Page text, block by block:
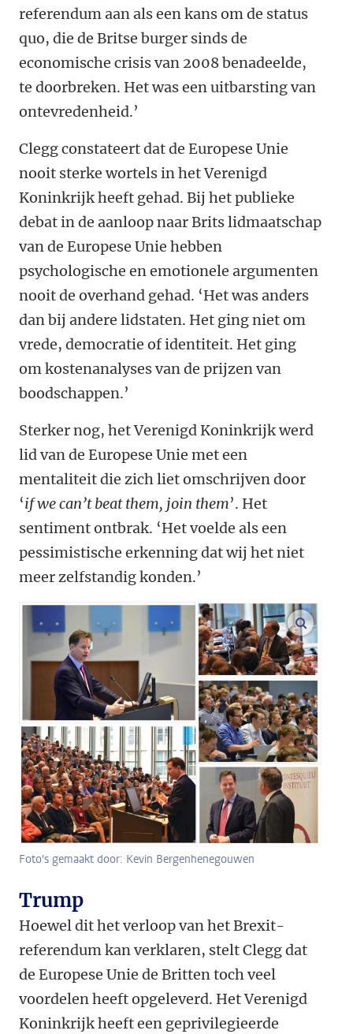
referendum aan als een kans om de status
quo, die de Britse burger sinds de
economische crisis van 2008 benadeelde,
te doorbreken. Het was een uitbarsting van
ontevredenheid.’
Clegg constateert dat de Europese Unie
nooit sterke wortels in het Verenigd
Koninkrijk heeft gehad. Bij het publieke
debat in de aanloop naar Brits lidmaatschap
van de Europese Unie hebben
psychologische en emotionele argumenten
nooit de overhand gehad. ‘Het was anders
dan bij andere lidstaten. Het ging niet om
vrede, democratie of identiteit. Het ging
om kostenanalyses van de prijzen van
boodschappen.’
Sterker nog, het Verenigd Koninkrijk werd
lid van de Europese Unie met een
mentaliteit die zich liet omschrijven door
‘if we can’t beat them, join them’. Het
sentiment ontbrak. ‘Het voelde als een
pessimistische erkenning dat wij het niet
meer zelfstandig konden.’
Foto's gemaakt door: Kevin Bergenhenegouwen
Trump
Hoewel dit het verloop van het Brexit-
referendum kan verklaren, stelt Clegg dat
de Europese Unie de Britten toch veel
voordelen heeft opgeleverd. Het Verenigd
Koninkrijk heeft een geprivilegieerde